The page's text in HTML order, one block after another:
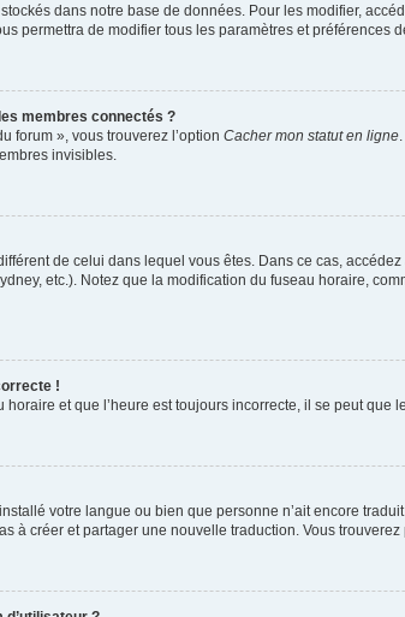
dans notre base de données. Pour les modifier,
permettra de modifier tous les paramètres et préférences
membres connectés ?
forum », vous trouverez l’option Cacher mon statut en ligne
invisibles.
de celui dans lequel vous êtes. Dans ce cas, accédez
etc.). Notez que la modification du fuseau horaire,
!
et que l’heure est toujours incorrecte, il se peut
votre langue ou bien que personne n’ait encore
à créer et partager une nouvelle traduction. Vous